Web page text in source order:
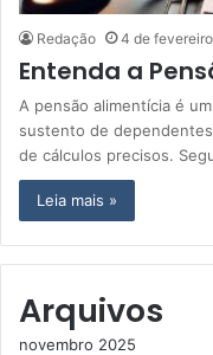
Redação 4 de
Entenda a
A pensão alimentícia é
sustento de
de cálculos precisos.
Leia mais »
Arquivos
novembro 2025